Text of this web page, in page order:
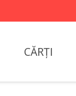
CĂRȚI